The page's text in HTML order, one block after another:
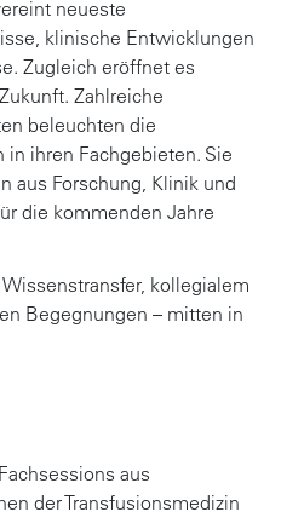
neueste
klinische Entwicklungen
Zugleich eröffnet es
Zahlreiche
beleuchten die
ihren Fachgebieten. Sie
aus Forschung, Klinik und
die kommenden Jahre
kollegialem
Begegnungen – mitten in
aus
der Transfusionsmedizin